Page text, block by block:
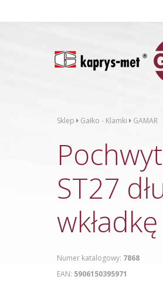
Sklep Gałko - Klamki GAMAR
ST27
Numer katalogowy: 7868
EAN: 5906150395971